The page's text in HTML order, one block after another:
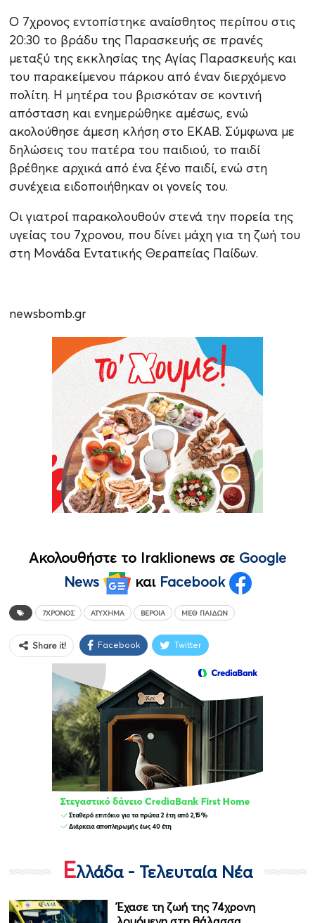
Ο 7χρονος εντοπίστηκε αναίσθητος περίπου στις
20:30 το βράδυ της Παρασκευής σε πρανές
μεταξύ της εκκλησίας της Αγίας Παρασκευής και
του παρακείμενου πάρκου από έναν διερχόμενο
πολίτη. Η μητέρα του βρισκόταν σε κοντινή
απόσταση και ενημερώθηκε αμέσως, ενώ
ακολούθησε άμεση κλήση στο ΕΚΑΒ. Σύμφωνα με
δηλώσεις του πατέρα του παιδιού, το παιδί
βρέθηκε αρχικά από ένα ξένο παιδί, ενώ στη
συνέχεια ειδοποιήθηκαν οι γονείς του.
Οι γιατροί παρακολουθούν στενά την πορεία της
υγείας του 7χρονου, που δίνει μάχη για τη ζωή του
στη Μονάδα Εντατικής Θεραπείας Παίδων.
newsbomb.gr
Ακολουθήστε το Iraklionews σε Google
News
και Facebook
7ΧΡΟΝΟΣ ΑΤΎΧΗΜΑ ΒΕΡΟΙΑ ΜΕΘ ΠΑΊΔΩΝ
Share it! Facebook Twitter
Ελλάδα - Τελευταία Νέα
Έχασε τη ζωή της 74χρονη